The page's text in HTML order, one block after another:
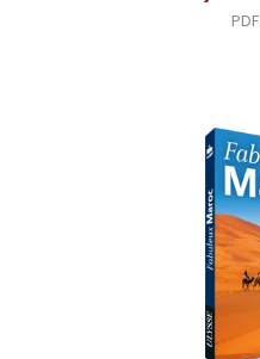
PDF